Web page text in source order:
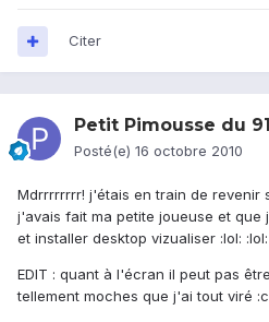
Citer
Petit Pimousse du 91
Posté(e) 16 octobre 2010
Mdrrrrrrrr! j'étais en train de revenir
j'avais fait ma petite joueuse et que
et installer desktop vizualiser :lol:
EDIT : quant à l'écran il peut pas
tellement moches que j'ai tout viré